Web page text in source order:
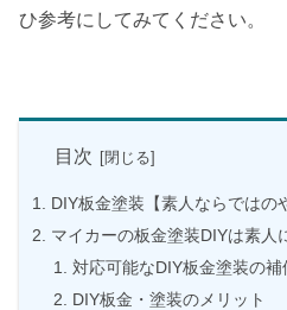
ひ参考にしてみてください。
目次
DIY板金塗装【素人ならではの
マイカーの板金塗装DIYは素人
対応可能なDIY板金塗装の補
DIY板金・塗装のメリット